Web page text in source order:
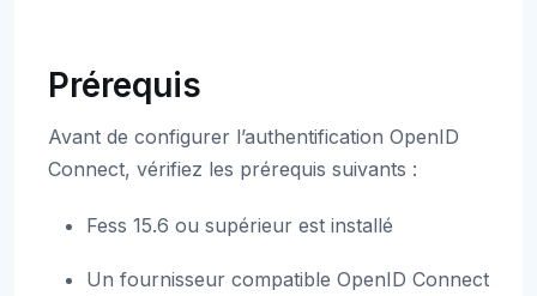
Prérequis
Avant de configurer l’authentification OpenID
Connect, vérifiez les prérequis suivants :
Fess 15.6 ou supérieur est installé
Un fournisseur compatible OpenID Connect